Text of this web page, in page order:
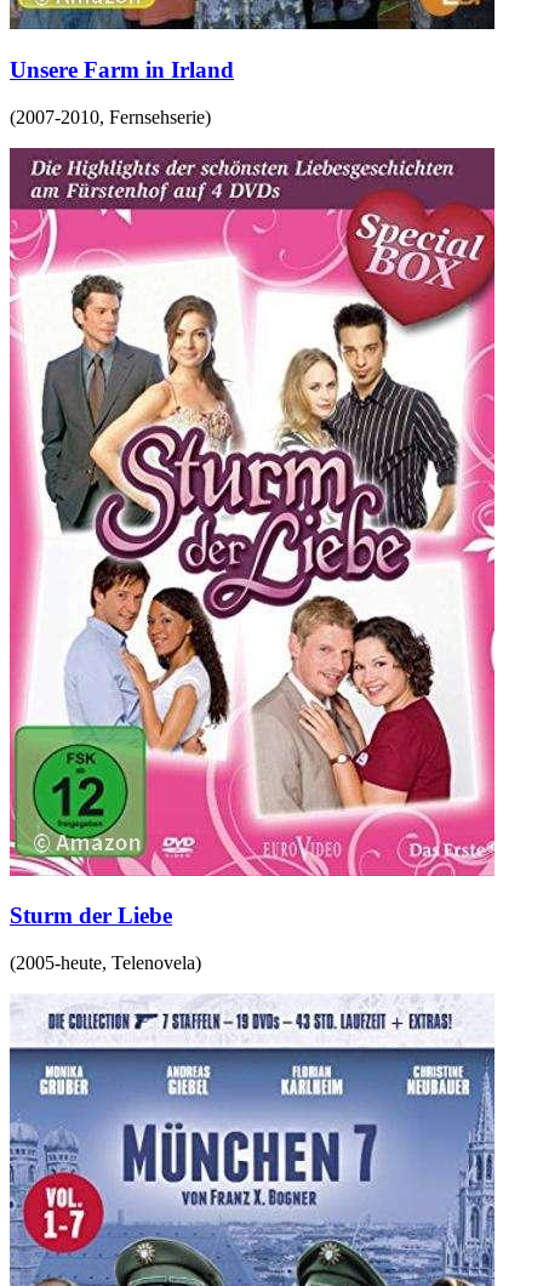
Unsere Farm in Irland
(2007-2010, Fernsehserie)
Sturm der Liebe
(2005-heute, Telenovela)